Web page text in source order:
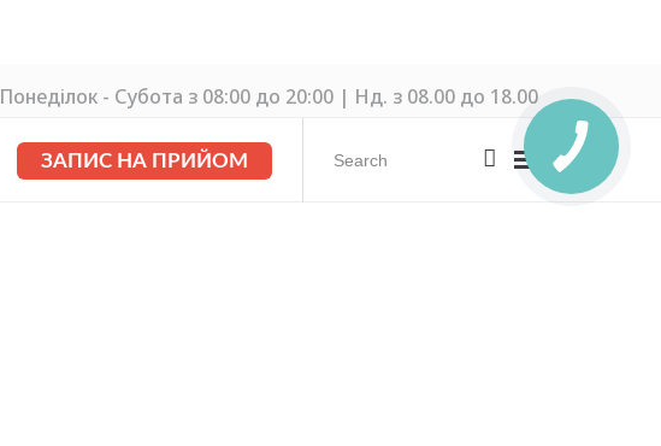
Понеділок - Cубота з 08:00 до 20:00 | Нд. з 08.00 до 18.00
ЗАПИС НА ПРИЙОМ